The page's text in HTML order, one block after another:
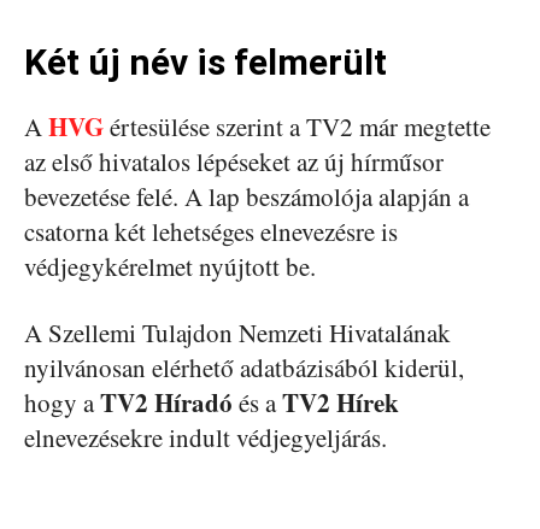
Két új név is felmerült
AHVGértesülése szerint a TV2 már megtette
az első hivatalos lépéseket az új hírműsor
bevezetése felé. A lap beszámolója alapján a
csatorna két lehetséges elnevezésre is
védjegykérelmet nyújtott be.
A Szellemi Tulajdon Nemzeti Hivatalának
nyilvánosan elérhető adatbázisából kiderül,
hogy aTV2 Híradó és aTV2 Hírek
elnevezésekre indult védjegyeljárás.